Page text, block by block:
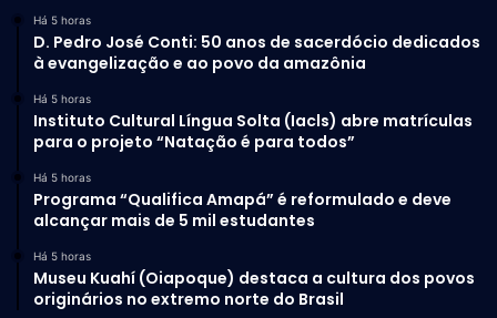
Há 5 horas
D. Pedro José Conti: 50 anos de sacerdócio dedicados
à evangelização e ao povo da amazônia
Há 5 horas
Instituto Cultural Língua Solta (Iacls) abre matrículas
para o projeto “Natação é para todos”
Há 5 horas
Programa “Qualifica Amapá” é reformulado e deve
alcançar mais de 5 mil estudantes
Há 5 horas
Museu Kuahí (Oiapoque) destaca a cultura dos povos
originários no extremo norte do Brasil